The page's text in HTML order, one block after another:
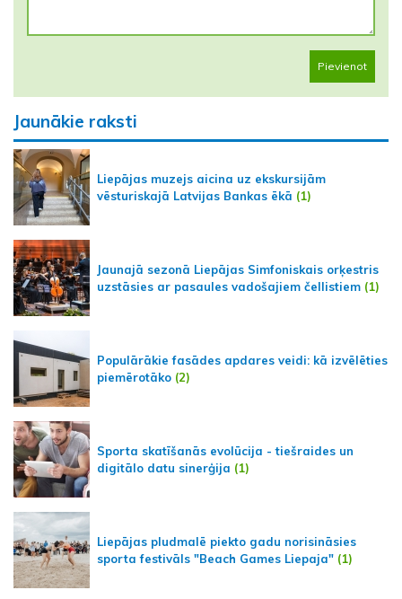
Pievienot
Jaunākie raksti
Liepājas muzejs aicina uz ekskursijām
vēsturiskajā Latvijas Bankas ēkā (1)
Jaunajā sezonā Liepājas Simfoniskais orķestris
uzstāsies ar pasaules vadošajiem čellistiem (1)
Populārākie fasādes apdares veidi: kā izvēlēties
piemērotāko (2)
Sporta skatīšanās evolūcija - tiešraides un
digitālo datu sinerģija (1)
Liepājas pludmalē piekto gadu norisināsies
sporta festivāls "Beach Games Liepaja" (1)